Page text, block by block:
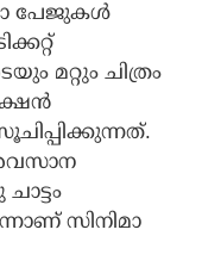
പേജുകള്‍
മറ്റും ചിത്രം
അവസാന
സിനിമാ